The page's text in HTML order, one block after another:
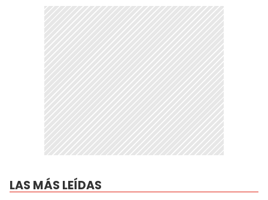
LAS MÁS LEÍDAS